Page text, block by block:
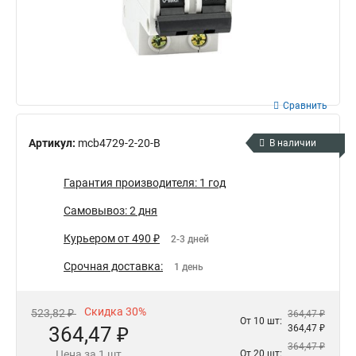
Артикул: mcb4729-2-20-B
Сравнить
В наличии
Гарантия производителя: 1 год
Самовывоз: 2 дня
Курьером от 490 ₽ 2-3 дней
Срочная доставка: 1 день
523,82 ₽ Скидка 30%
364,47 ₽
От 10 шт:
364,47 ₽
364,47 ₽
От 20 шт:
364,47 ₽